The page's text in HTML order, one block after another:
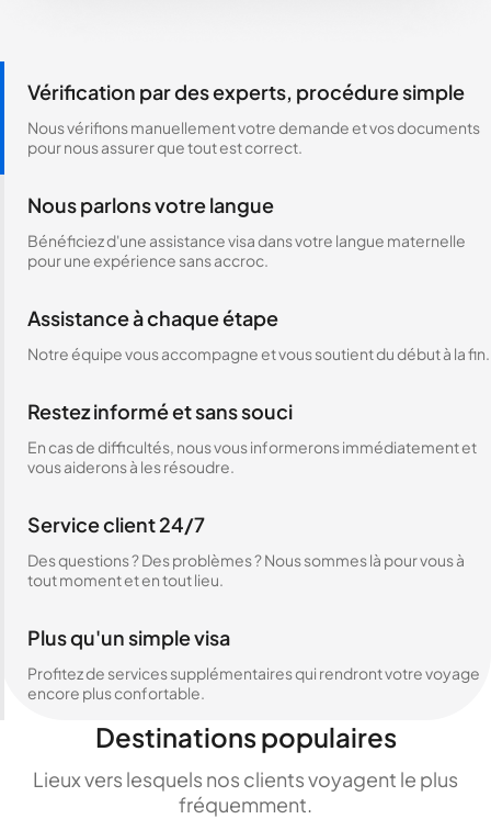
Vérification par des experts, procédure simple
Nous vérifions manuellement votre demande et vos documents
pour nous assurer que tout est correct.
Nous parlons votre langue
Bénéficiez d'une assistance visa dans votre langue maternelle
pour une expérience sans accroc.
Assistance à chaque étape
Notre équipe vous accompagne et vous soutient du début à la fin.
Restez informé et sans souci
En cas de difficultés, nous vous informerons immédiatement et
vous aiderons à les résoudre.
Service client 24/7
Des questions ? Des problèmes ? Nous sommes là pour vous à
tout moment et en tout lieu.
Plus qu'un simple visa
Profitez de services supplémentaires qui rendront votre voyage
encore plus confortable.
Destinations populaires
Lieux vers lesquels nos clients voyagent le plus
fréquemment.